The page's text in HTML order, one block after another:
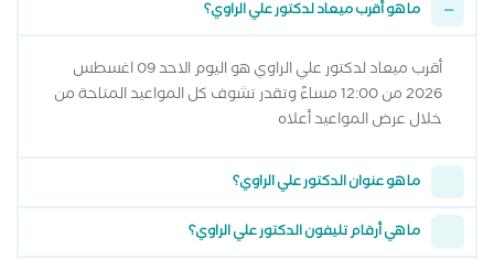
ما هو أقرب ميعاد لدكتور علي الراوي؟
أقرب ميعاد لدكتور علي الراوي هو اليوم الاحد 09 اغسطس
2026 من 12:00 مساءً وتقدر تشوف كل المواعيد المتاحة من
خلال عرض المواعيد أعلاه
ما هو عنوان الدكتور علي الراوي؟
ما هي أرقام تليفون الدكتور علي الراوي؟